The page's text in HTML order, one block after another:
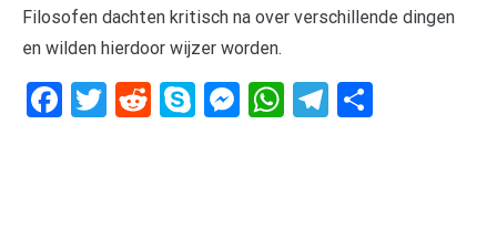
Filosofen dachten kritisch na over verschillende dingen
en wilden hierdoor wijzer worden.
Facebook
Twitter
RedditSkypeMessenger
WhatsApp
Telegram